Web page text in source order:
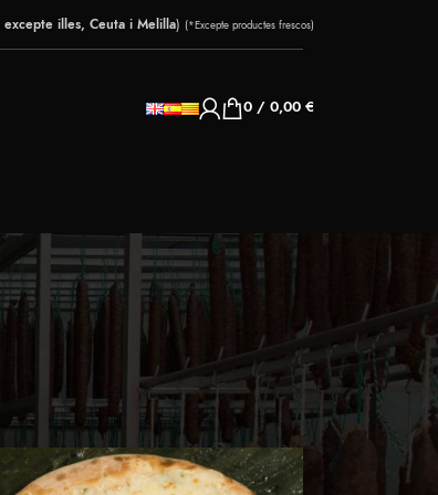
excepte illes, Ceuta i Melilla) (*Excepte productes frescos)
0 / 0,00 €